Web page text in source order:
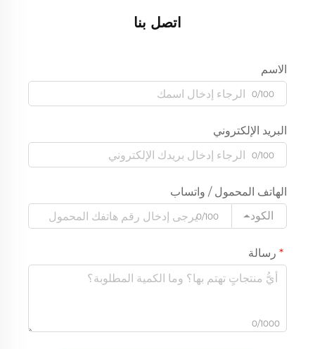
اتصل بنا
الاسم
0/100
البريد الإلكتروني
0/100
الهاتف المحمول / واتساب
الكود
0/100
رسالة
0/1000